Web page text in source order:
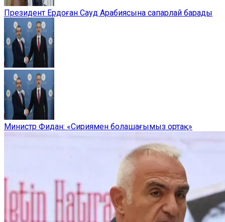
Президент Ердоған Сауд Арабиясына сапарлай барады
Министр Фидан: «Сириямен болашағымыз ортақ»